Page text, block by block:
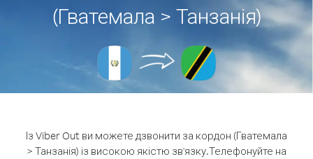
(Гватемала > Танзанія)
Із Viber Out ви можете дзвонити за кордон (Гватемала
> Танзанія) із високою якістю зв'язку.Телефонуйте на